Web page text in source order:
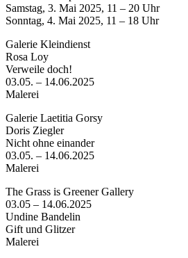
Samstag, 3. Mai 2025, 11 – 20 Uhr
Sonntag, 4. Mai 2025, 11 – 18 Uhr
Galerie Kleindienst
Rosa Loy
Verweile doch!
03.05. – 14.06.2025
Malerei
Galerie Laetitia Gorsy
Doris Ziegler
Nicht ohne einander
03.05. – 14.06.2025
Malerei
The Grass is Greener Gallery
03.05 – 14.06.2025
Undine Bandelin
Gift und Glitzer
Malerei